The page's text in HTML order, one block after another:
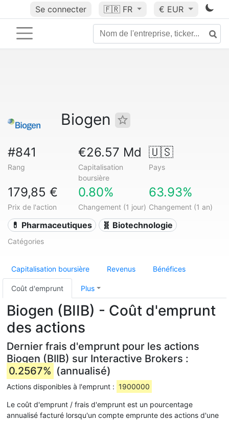
Se connecter 🇫🇷 FR € EUR
Biogen
#841
Rang
€26.57 Md
Capitalisation
boursière
🇺🇸
Pays
179,85 €
Prix de l'action
0.80%
Changement (1 jour)
63.93%
Changement (1 an)
💊 Pharmaceutiques 🧬 Biotechnologie
Catégories
Capitalisation boursière Revenus Bénéfices
Coût d'emprunt Plus
Biogen (BIIB) - Coût d'emprunt
des actions
Dernier frais d'emprunt pour les actions
Biogen (BIIB) sur Interactive Brokers :
0.2567% (annualisé)
Actions disponibles à l'emprunt : 1900000
Le coût d'emprunt / frais d'emprunt est un pourcentage
annualisé facturé lorsqu'un compte emprunte des actions d'une